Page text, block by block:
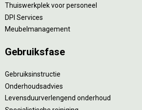
Thuiswerkplek voor personeel
DPI Services
Meubelmanagement
Gebruiksfase
Gebruiksinstructie
Onderhoudsadvies
Levensduurverlengend onderhoud